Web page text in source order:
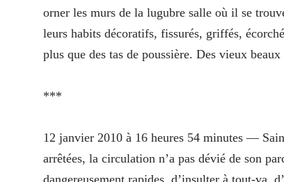
orner les murs de la lugubre salle où il se
leurs habits décoratifs, fissurés, griffés,
plus que des tas de poussière. Des vieux
***
12 janvier 2010 à 16 heures 54 minutes —
arrêtées, la circulation n’a pas dévié de son